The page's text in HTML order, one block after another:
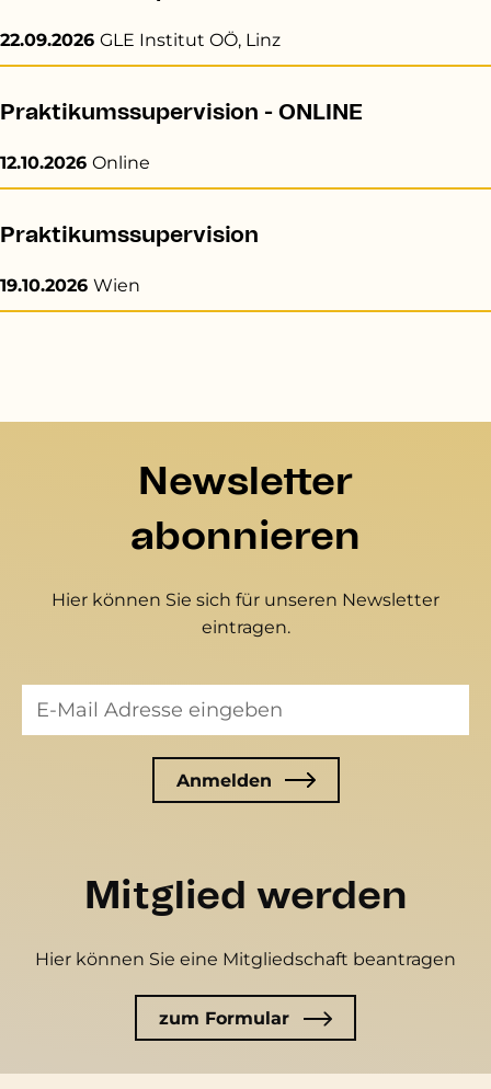
22.09.2026 GLE Institut OÖ, Linz
Praktikumssupervision - ONLINE
12.10.2026 Online
Praktikumssupervision
19.10.2026 Wien
Newsletter
abonnieren
Hier können Sie sich für unseren Newsletter
eintragen.
Mitglied werden
Hier können Sie eine Mitgliedschaft beantragen
zum Formular